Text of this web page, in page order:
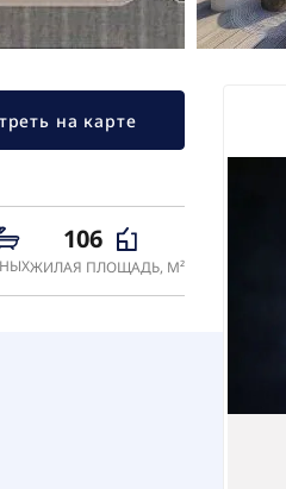
на карте
106
ЖИЛАЯ ПЛОЩАДЬ, М²